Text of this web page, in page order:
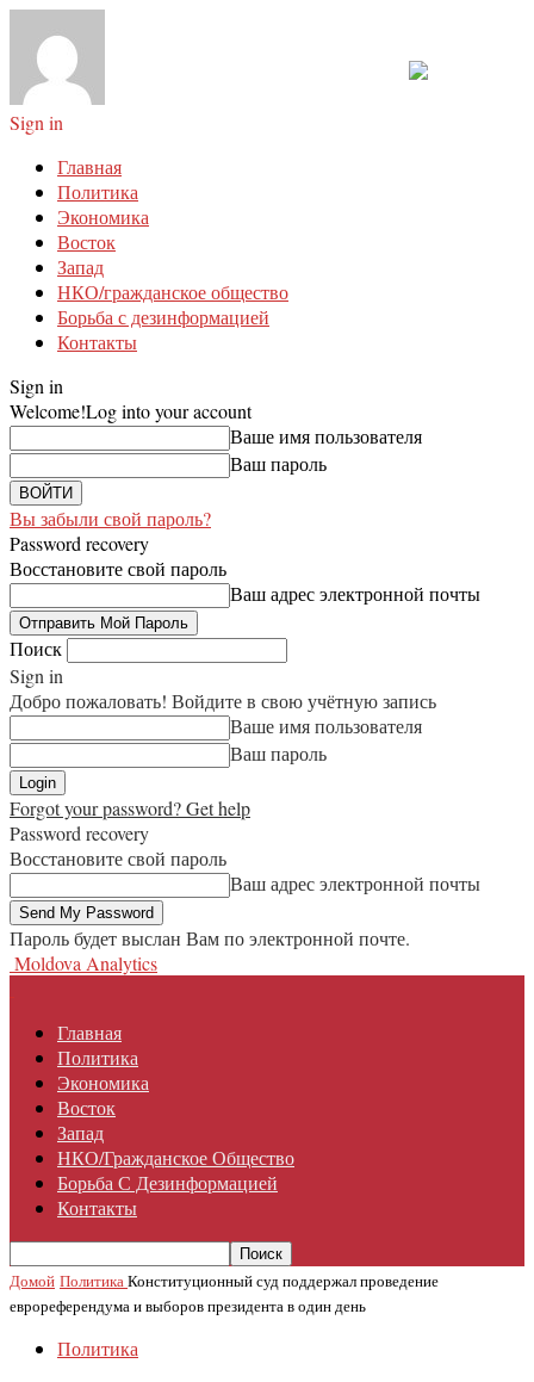
Sign in
Главная
Политика
Экономика
Восток
Запад
НКО/гражданское общество
Борьба с дезинформацией
Контакты
Sign in
Welcome!Log into your account
Ваше имя пользователя
Ваш пароль
Вы забыли свой пароль?
Password recovery
Восстановите свой пароль
Ваш адрес электронной почты
Поиск
Sign in
Добро пожаловать! Войдите в свою учётную запись
Ваше имя пользователя
Ваш пароль
Forgot your password? Get help
Password recovery
Восстановите свой пароль
Ваш адрес электронной почты
Пароль будет выслан Вам по электронной почте.
Moldova Analytics
Главная
Политика
Экономика
Восток
Запад
НКО/гражданское Общество
Борьба С Дезинформацией
Контакты
Домой ПолитикаКонституционный суд поддержал проведение
еврореферендума и выборов президента в один день
Политика